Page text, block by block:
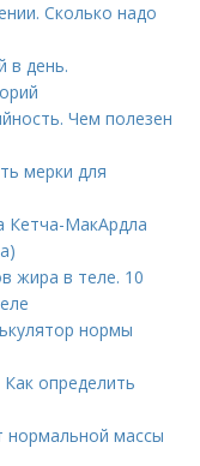
Сколько надо
в день.
Чем полезен
мерки для
Кетча-МакАрдла
жира в теле. 10
нормы
определить
нормальной массы